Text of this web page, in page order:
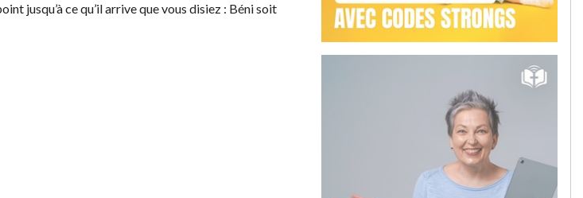
jusqu’à ce qu’il arrive que vous disiez : Béni soit